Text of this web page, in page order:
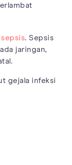
sepsis. Sepsis
jaringan,
gejala infeksi